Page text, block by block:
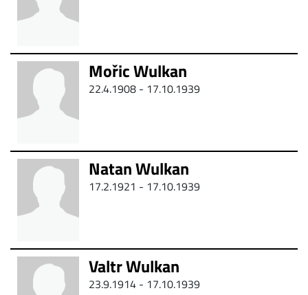
Mořic Wulkan
22.4.1908 - 17.10.1939
Natan Wulkan
17.2.1921 - 17.10.1939
Valtr Wulkan
23.9.1914 - 17.10.1939